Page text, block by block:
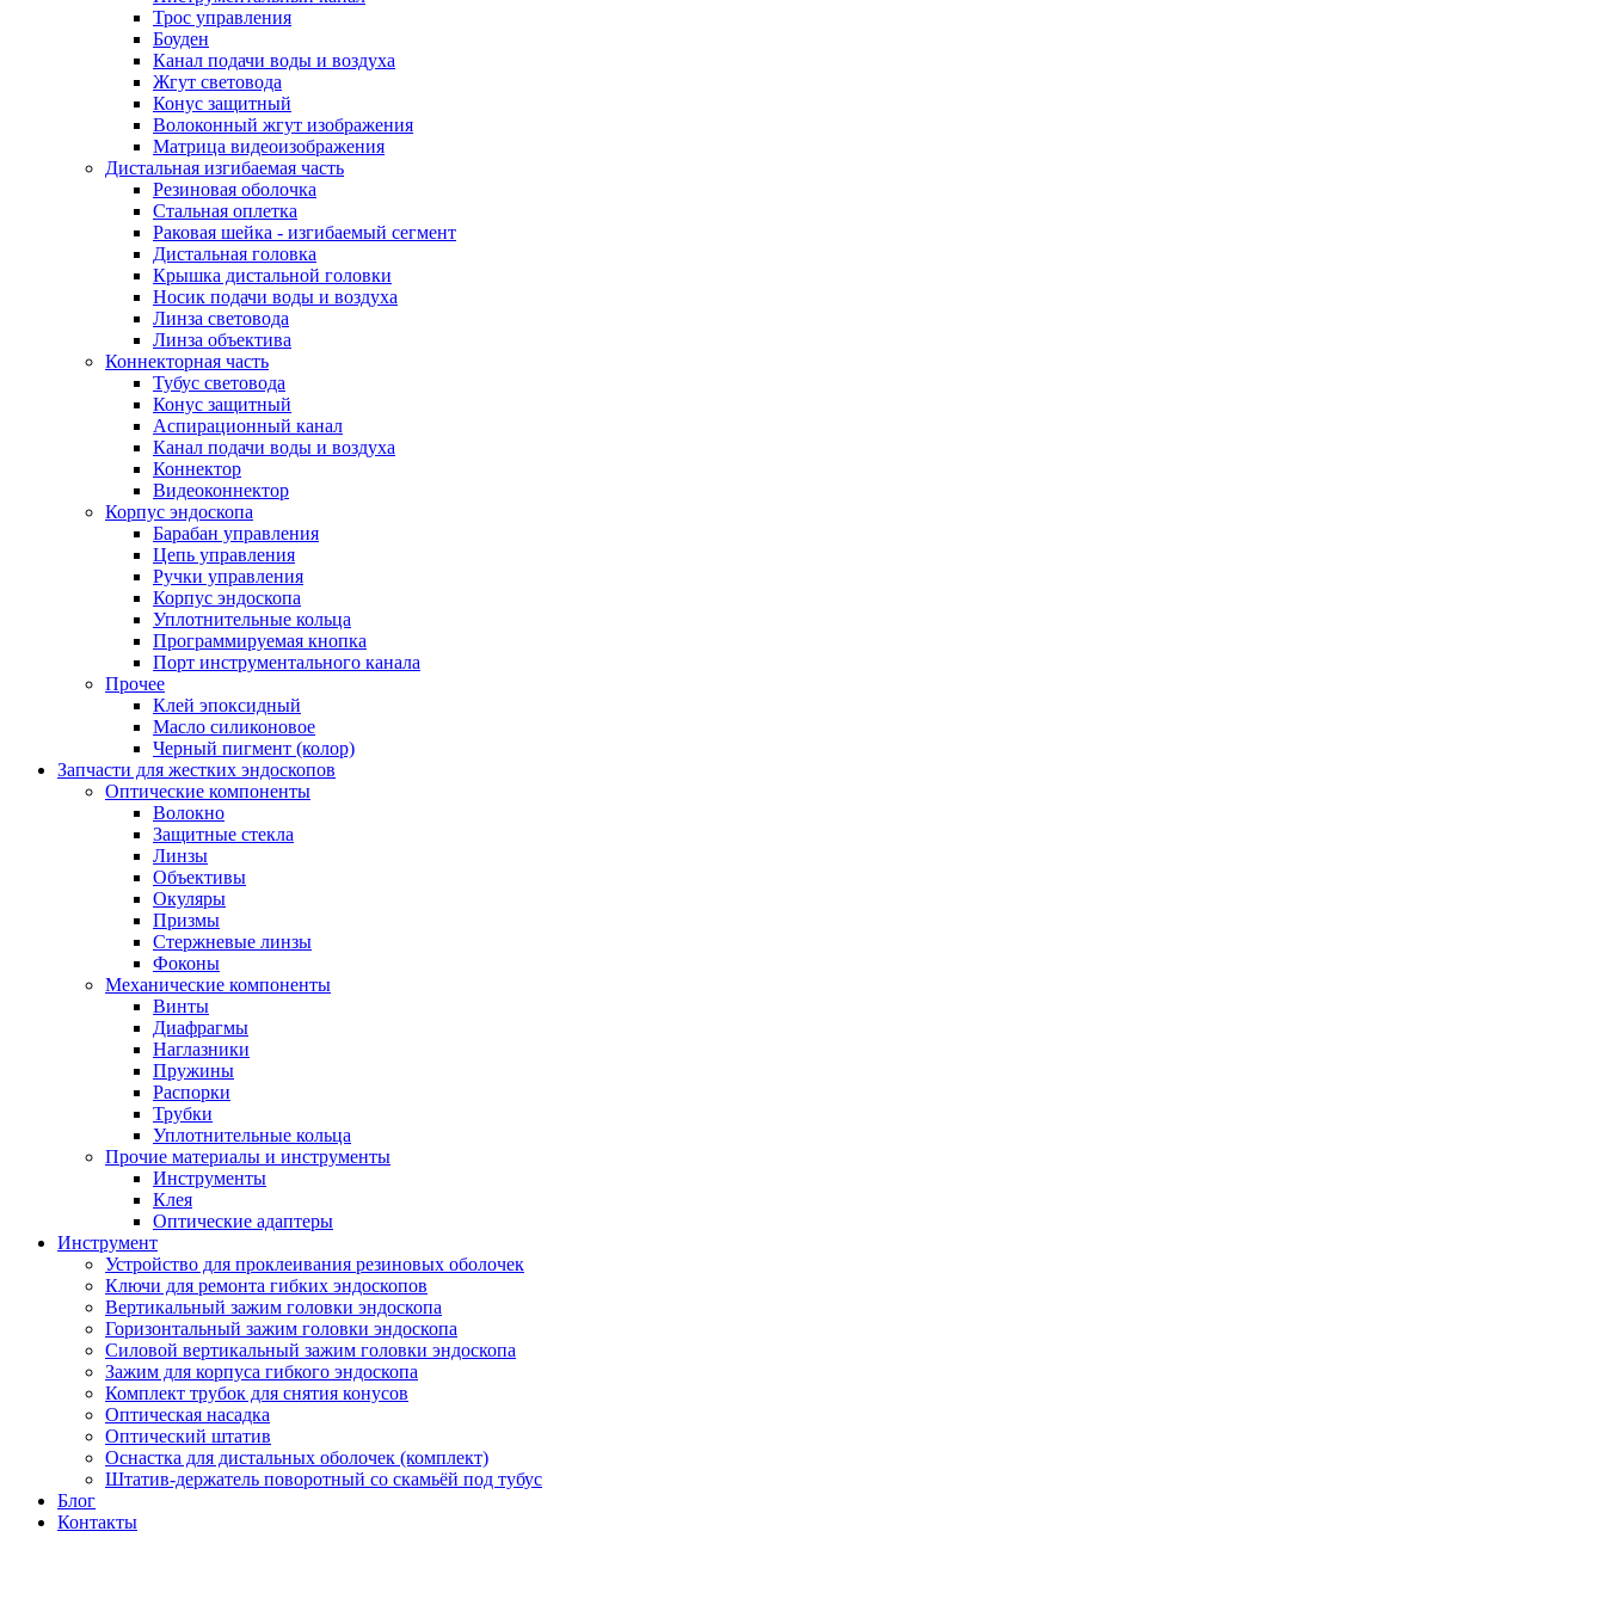
Трос управления
Боуден
Канал подачи воды и воздуха
Жгут световода
Конус защитный
Волоконный жгут изображения
Матрица видеоизображения
Дистальная изгибаемая часть
Резиновая оболочка
Стальная оплетка
Раковая шейка - изгибаемый сегмент
Дистальная головка
Крышка дистальной головки
Носик подачи воды и воздуха
Линза световода
Линза объектива
Коннекторная часть
Тубус световода
Конус защитный
Аспирационный канал
Канал подачи воды и воздуха
Коннектор
Видеоконнектор
Корпус эндоскопа
Барабан управления
Цепь управления
Ручки управления
Корпус эндоскопа
Уплотнительные кольца
Программируемая кнопка
Порт инструментального канала
Прочее
Клей эпоксидный
Масло силиконовое
Черный пигмент (колор)
Запчасти для жестких эндоскопов
Оптические компоненты
Волокно
Защитные стекла
Линзы
Объективы
Окуляры
Призмы
Стержневые линзы
Фоконы
Механические компоненты
Винты
Диафрагмы
Наглазники
Пружины
Распорки
Трубки
Уплотнительные кольца
Прочие материалы и инструменты
Инструменты
Клея
Оптические адаптеры
Инструмент
Устройство для проклеивания резиновых оболочек
Ключи для ремонта гибких эндоскопов
Вертикальный зажим головки эндоскопа
Горизонтальный зажим головки эндоскопа
Силовой вертикальный зажим головки эндоскопа
Зажим для корпуса гибкого эндоскопа
Комплект трубок для снятия конусов
Оптическая насадка
Оптический штатив
Оснастка для дистальных оболочек (комплект)
Штатив-держатель поворотный со скамьёй под тубус
Блог
Контакты